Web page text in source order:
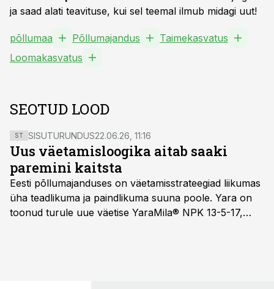
ja saad alati teavituse, kui sel teemal ilmub midagi uut!
põllumaa Põllumajandus
Taimekasvatus
Loomakasvatus
SEOTUD LOOD
ST SISUTURUNDUS22.06.26, 11:16
Uus väetamisloogika aitab saaki
paremini kaitsta
Eesti põllumajanduses on väetamisstrateegiad liikumas
üha teadlikuma ja paindlikuma suuna poole. Yara on
toonud turule uue väetise YaraMila® NPK 13-5-17,